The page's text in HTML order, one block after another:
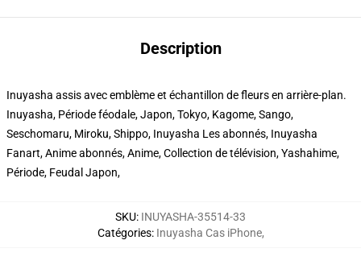
Description
Inuyasha assis avec emblème et échantillon de fleurs en arrière-plan.
Inuyasha, Période féodale, Japon, Tokyo, Kagome, Sango,
Seschomaru, Miroku, Shippo, Inuyasha Les abonnés, Inuyasha
Fanart, Anime abonnés, Anime, Collection de télévision, Yashahime,
Période, Feudal Japon,
SKU: INUYASHA-35514-33
Catégories: Inuyasha Cas iPhone,